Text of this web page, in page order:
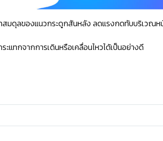
มดุลของแนวกระดูกสันหลัง ลดแรงกดทับบริเวณห
ทกจากการเดินหรือเคลื่อนไหวได้เป็นอย่างดี